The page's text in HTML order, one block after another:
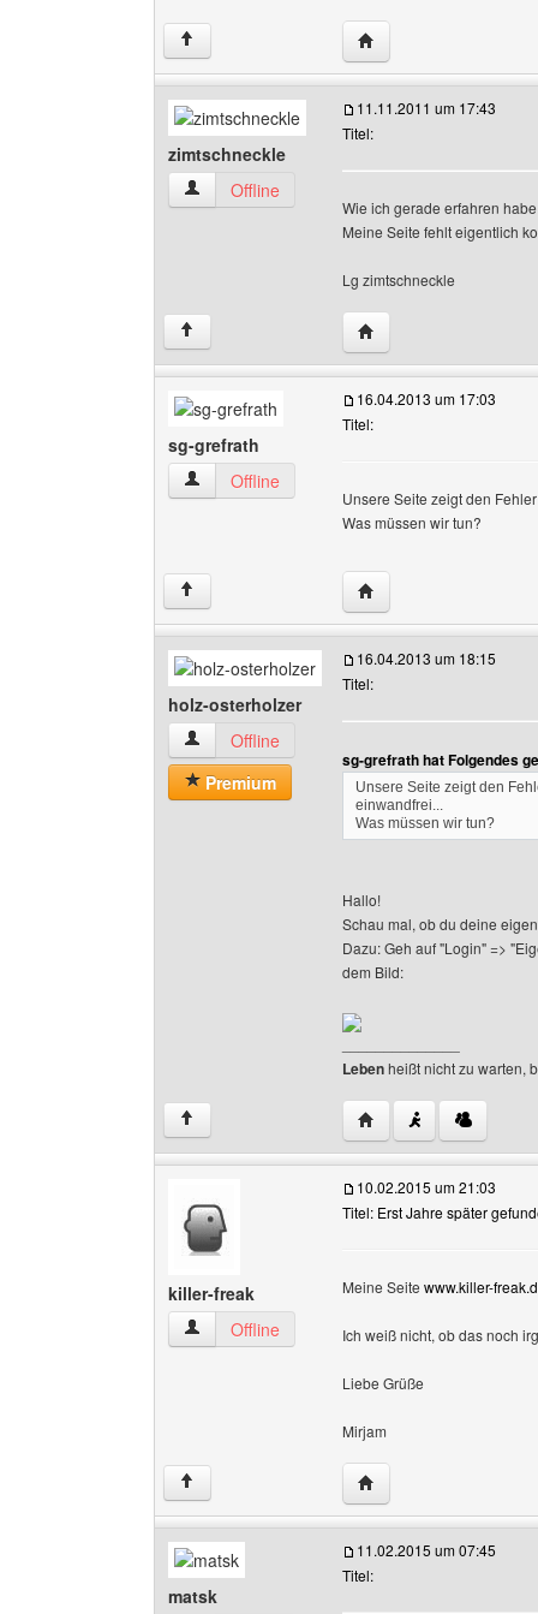
↑ Website dieses
zimtschneckle
zimtschneckle Benutzer-Profile anzeigen
Offline
11.11.2011 um 17:43
Titel:
Wie ich gerade erfahren
Meine Seite fehlt eigentlich
Lg zimtschneckle
↑ Website dieses
sg-grefrath
sg-grefrath Benutzer-Profile anzeigen
Offline
16.04.2013 um 17:03
Titel:
Unsere Seite zeigt den
Was müssen wir tun?
↑ Website dieses
holz-osterholzer
holz-osterholzer Benutzer-Profile anzeigen
Offline
Premium
16.04.2013 um 18:15
Titel:
sg-grefrath hat Folgendes
Unsere Seite zeigt den
einwandfrei...
Was müssen wir tun?
Hallo!
Schau mal, ob du deine
Dazu: Geh auf "Login" =>
dem Bild:
Lebenheißt nicht zu warten,
↑ Website dieses
killer-freak
killer-freak Benutzer-Profile anzeigen
Offline
10.02.2015 um 21:03
Titel: Erst Jahre später
Meine Seite www.killer-
Ich weiß nicht, ob das noch
Liebe Grüße
Mirjam
↑ Website dieses
matsk
11.02.2015 um 07:45
Titel: